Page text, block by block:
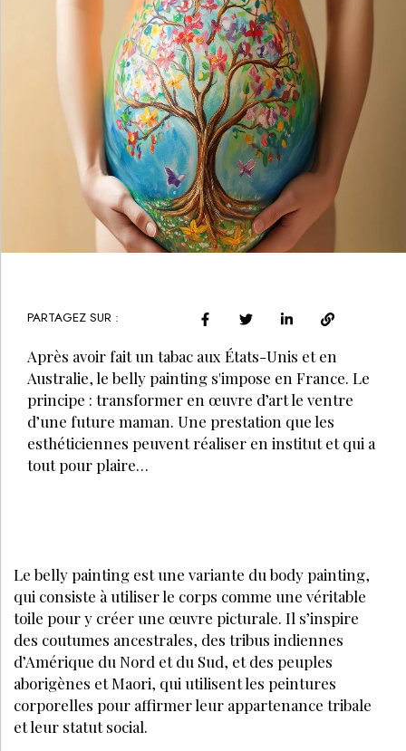
PARTAGEZ SUR :
Après avoir fait un tabac aux États-Unis et en
Australie, le belly painting s'impose en France. Le
principe : transformer en œuvre d’art le ventre
d’une future maman. Une prestation que les
esthéticiennes peuvent réaliser en institut et qui a
tout pour plaire…
Le belly painting est une variante du body painting,
qui consiste à utiliser le corps comme une véritable
toile pour y créer une œuvre picturale. Il s’inspire
des coutumes ancestrales, des tribus indiennes
d’Amérique du Nord et du Sud, et des peuples
aborigènes et Maori, qui utilisent les peintures
corporelles pour affirmer leur appartenance tribale
et leur statut social.